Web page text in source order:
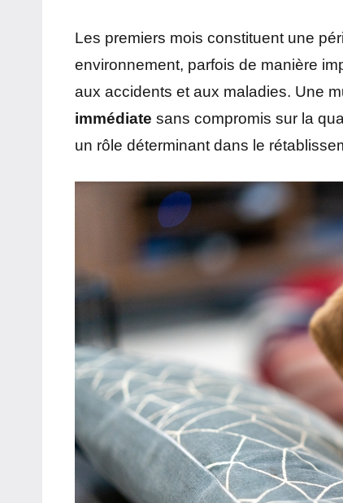
Les premiers mois constituent une
environnement, parfois de manière
aux accidents et aux maladies. Une
immédiate sans compromis sur la
un rôle déterminant dans le